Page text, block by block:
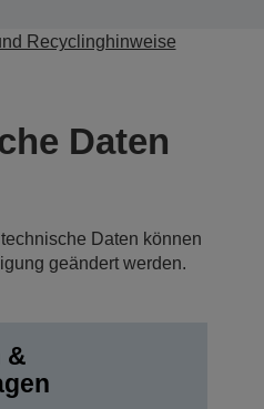
Recyclinghinweise
Daten
Daten können
geändert werden.
&